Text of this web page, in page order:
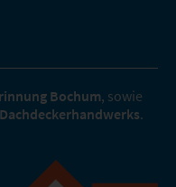
Bochum, sowie
.